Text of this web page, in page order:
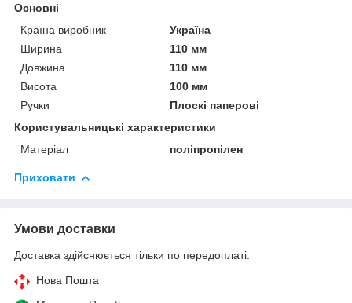
Основні
Країна виробник
Україна
Ширина
110 мм
Довжина
110 мм
Висота
100 мм
Ручки
Плоскі паперові
Користувальницькі характеристики
Матеріал
поліпропілен
Приховати
Умови доставки
Доставка здійснюється тільки по передоплаті.
Нова Пошта